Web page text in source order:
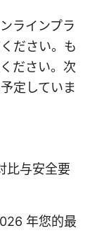
ラインプラ
ださい。も
ださい。次
定していま
比与安全要
年您的最